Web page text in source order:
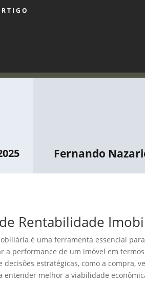
Fernando
Rentabilidade
é uma ferramenta essencial
a performance de um imóvel em
estratégicas, como a compra,
entender melhor a viabilidade